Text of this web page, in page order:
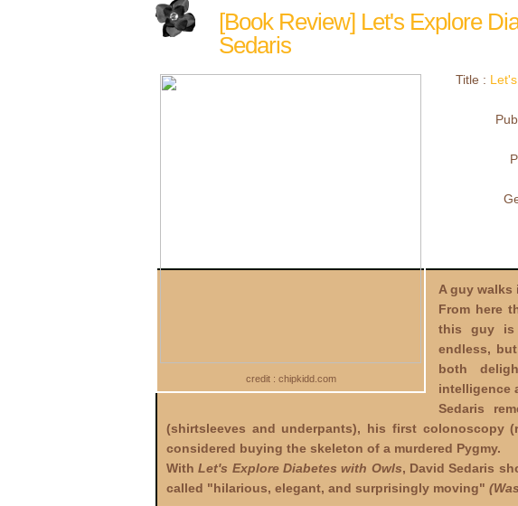
[Book Review] Let's Explore
Sedaris
credit : chipkidd.com
Title :
A guy walks
From here
this guy is
endless,
both
intelligence
Sedaris
(shirtsleeves and underpants), his first colonoscopy
considered buying the skeleton of a murdered Pygmy.
WithLet's Explore Diabetes with Owls, David Sedaris
called "hilarious, elegant, and surprisingly moving"